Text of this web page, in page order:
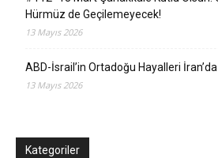
Hürmüz de Geçilemeyecek!
13 Mayıs 2026
ABD-İsrail’in Ortadoğu Hayalleri
13 Mayıs 2026
Kategoriler